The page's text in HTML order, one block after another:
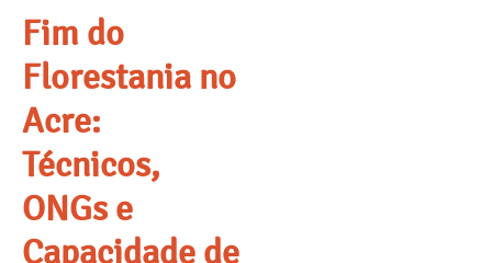
Fim do
Florestania no
Acre:
Técnicos,
ONGs e
Capacidade de